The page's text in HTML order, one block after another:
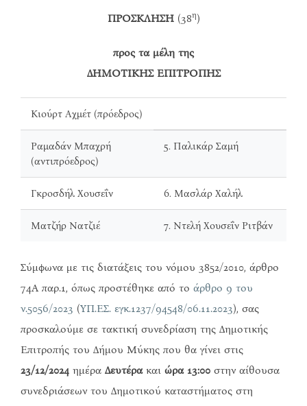
ΠΡΟΣΚΛΗΣΗ(38η)
προς τα μέλη της
ΔΗΜΟΤΙΚΗΣ ΕΠΙΤΡΟΠΗΣ
Κιούρτ Αχμέτ (πρόεδρος)
Ραμαδάν Μπαχρή
(αντιπρόεδρος)
5. Παλικάρ Σαμή
Γκροσδήλ Χουσεΐν 6. Μασλάρ Χαλήλ
Ματζήρ Νατζιέ 7. Ντελή Χουσεΐν Ριτβάν
Σύμφωνα με τις διατάξεις του νόμου 3852/2010, άρθρο
74Α παρ.1, όπως προστέθηκε από το άρθρο 9 του
ν.5056/2023 (ΥΠ.ΕΣ. εγκ.1237/94548/06.11.2023), σας
προσκαλούμε σε τακτική συνεδρίαση της Δημοτικής
Επιτροπής του Δήμου Μύκης που θα γίνει στις
23/12/2024 ημέρα Δευτέρα και ώρα 13:00 στην αίθουσα
συνεδριάσεων του Δημοτικού καταστήματος στη